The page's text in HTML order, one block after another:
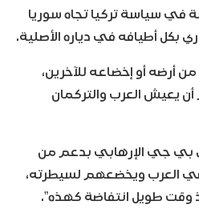
في سياسة تركيا تجاه سوريا
أطيافه في دياره الأصلية.
أرضه أو إخضاعه للآخرين،
يعيش العرب والتركمان
بي جي الإرهابي بدعم من
العرب ويخضعهم لسيطرته،
وقت طويل انتفاضة كهذه”.